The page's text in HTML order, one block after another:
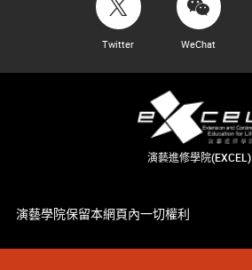
Twitter WeChat
演藝進修學院(EXCEL)
演藝學院保留本網頁內一切權利